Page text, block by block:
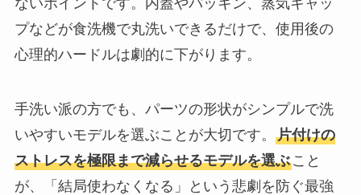
ないポイントです。内蓋やパッキン、蒸気キャッ
プなどが食洗機で丸洗いできるだけで、使用後の
心理的ハードルは劇的に下がります。
手洗い派の方でも、パーツの形状がシンプルで洗
いやすいモデルを選ぶことが大切です。 片付けの
ストレスを極限まで減らせるモデルを選ぶこと
が、「結局使わなくなる」という悲劇を防ぐ最強